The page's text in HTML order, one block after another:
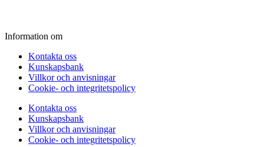
Information om
Kontakta oss
Kunskapsbank
Villkor och anvisningar
Cookie- och integritetspolicy
Kontakta oss
Kunskapsbank
Villkor och anvisningar
Cookie- och integritetspolicy